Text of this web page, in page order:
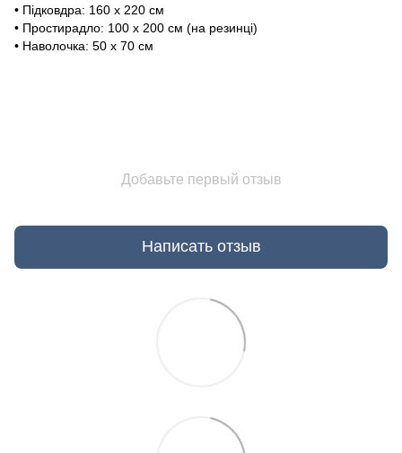
• Підковдра: 160 х 220 см
• Простирадло: 100 х 200 см (на резинці)
• Наволочка: 50 х 70 см
Добавьте первый отзыв
Написать отзыв